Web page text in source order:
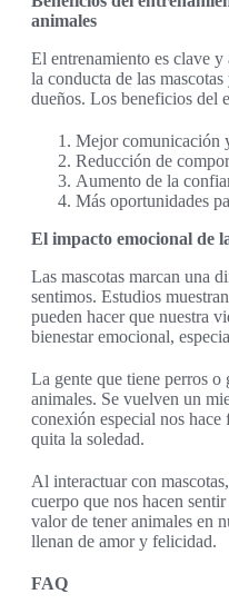
animales
El entrenamiento es clave
la conducta de las
dueños. Los beneficios del
Mejor comunicación
Reducción de
Aumento de la
Más oportunidades
El impacto emocional de
Las mascotas marcan una
sentimos. Estudios
pueden hacer que nuestra
bienestar emocional,
La gente que tiene perros o
animales. Se vuelven un
conexión especial nos hace
quita la soledad.
Al interactuar con
cuerpo que nos hacen
valor de tener animales en
llenan de amor y felicidad.
FAQ